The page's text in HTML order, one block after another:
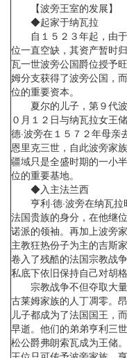
【波旁王室的发展】
◆起家于纳瓦拉
自１５２３年起，由于
位一直空缺，其资产暂时
瓦一世波旁公国爵位授予
姆分支获得了波旁公国，
位的重要资本。
夏尔的儿子，第９代波
０月１２日与纳瓦拉女王
德·波旁在１５７２年母亲
恩里克三世，自此波旁家
疆域只是全盛时期的一小
位的重要基地。
◆入主法兰西
亨利·德·波旁在纳瓦拉
法国贵族的身分，在他继
诺派的领袖。再加上波旁
主教狂热份子为主的吉斯
卷入了残酷的法国宗教战
私底下依旧保持自己对胡
宗教战争不但夺取大量
古莱姆家族的人丁凋零。
儿子都成为了法国国王，
早逝。他们的弟弟亨利三
松公爵弗朗索瓦成为王储